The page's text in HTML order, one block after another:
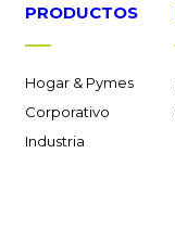
PRODUCTOS
Hogar & Pymes
Corporativo
Industria